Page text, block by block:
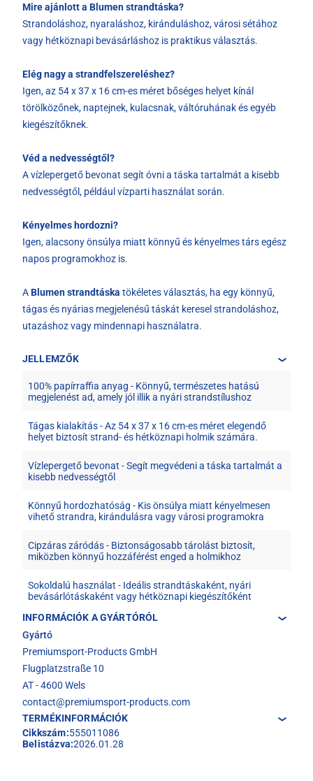
Mire ajánlott a Blumen strandtáska?
Strandoláshoz, nyaraláshoz, kiránduláshoz, városi sétához
vagy hétköznapi bevásárláshoz is praktikus választás.
Elég nagy a strandfelszereléshez?
Igen, az 54 x 37 x 16 cm-es méret bőséges helyet kínál
törölközőnek, naptejnek, kulacsnak, váltóruhának és egyéb
kiegészítőknek.
Véd a nedvességtől?
A vízlepergető bevonat segít óvni a táska tartalmát a kisebb
nedvességtől, például vízparti használat során.
Kényelmes hordozni?
Igen, alacsony önsúlya miatt könnyű és kényelmes társ egész
napos programokhoz is.
ABlumen strandtáska tökéletes választás, ha egy könnyű,
tágas és nyárias megjelenésű táskát keresel strandoláshoz,
utazáshoz vagy mindennapi használatra.
JELLEMZŐK
100% papírraffia anyag - Könnyű, természetes hatású
megjelenést ad, amely jól illik a nyári strandstílushoz
Tágas kialakítás - Az 54 x 37 x 16 cm-es méret elegendő
helyet biztosít strand- és hétköznapi holmik számára.
Vízlepergető bevonat - Segít megvédeni a táska tartalmát a
kisebb nedvességtől
Könnyű hordozhatóság - Kis önsúlya miatt kényelmesen
vihető strandra, kirándulásra vagy városi programokra
Cipzáras záródás - Biztonságosabb tárolást biztosít,
miközben könnyű hozzáférést enged a holmikhoz
Sokoldalú használat - Ideális strandtáskaként, nyári
bevásárlótáskaként vagy hétköznapi kiegészítőként
INFORMÁCIÓK A GYÁRTÓRÓL
Gyártó
Premiumsport-Products GmbH
Flugplatzstraße 10
AT - 4600 Wels
contact@premiumsport-products.com
TERMÉKINFORMÁCIÓK
Cikkszám:555011086
Belistázva:2026.01.28